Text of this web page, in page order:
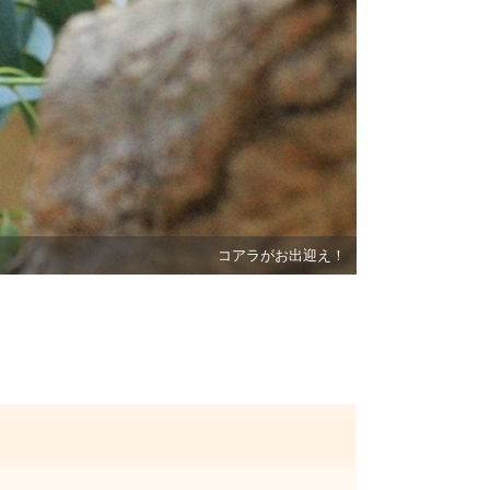
コアラがお出迎え！